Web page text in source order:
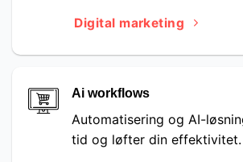
Digital marketing
Ai workflows
Automatisering og AI-
tid og løfter din effektivitet.